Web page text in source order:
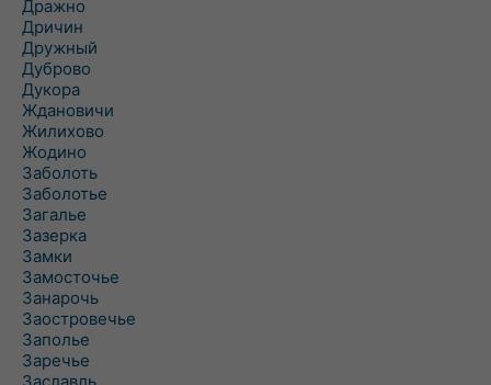
Дражно
Дричин
Дружный
Дуброво
Дукора
Ждановичи
Жилихово
Жодино
Заболоть
Заболотье
Загалье
Зазерка
Замки
Замосточье
Занарочь
Заостровечье
Заполье
Заречье